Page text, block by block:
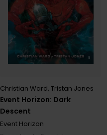
Event Horizon: Dark
Descent
Christian Ward,Tristan Jones
Event Horizon